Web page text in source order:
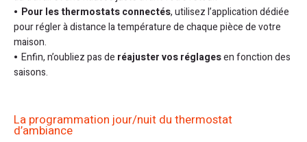
Pour les thermostats connectés, utilisez l’application dédiée
pour régler à distance la température de chaque pièce de votre
maison.
Enfin, n’oubliez pas de réajuster vos réglagesen fonction des
saisons.
La programmation jour/nuit du thermostat
d’ambiance